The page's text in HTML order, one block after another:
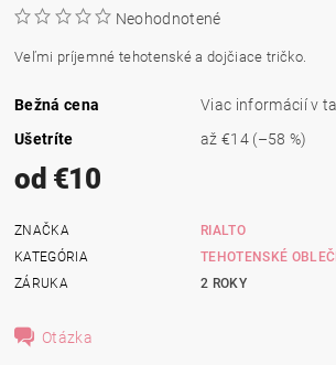
Neohodnotené
Veľmi príjemné tehotenské a dojčiace tričko.
Bežná cena
Viac informácií v
Ušetríte
až€14 (–58 %)
od €10
ZNAČKA
RIALTO
KATEGÓRIA
TEHOTENSKÉ
ZÁRUKA
2 ROKY
Otázka